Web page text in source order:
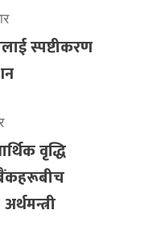
स्पष्टीकरण
वृद्धि